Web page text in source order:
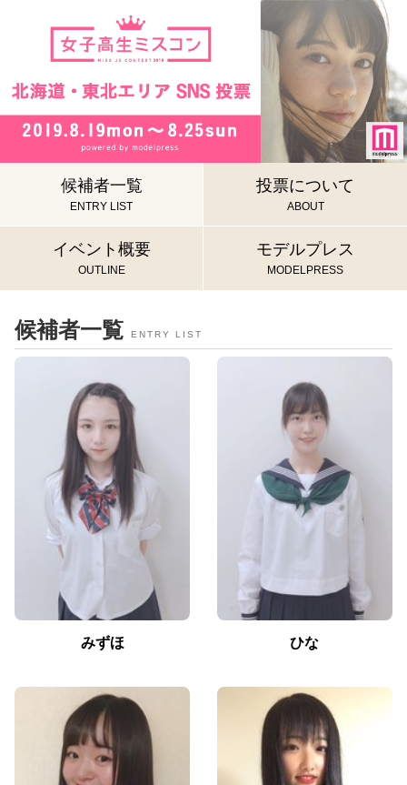
候補者一覧
ENTRY LIST
投票について
ABOUT
イベント概要
OUTLINE
モデルプレス
MODELPRESS
候補者一覧 ENTRY LIST
みずほ ひな